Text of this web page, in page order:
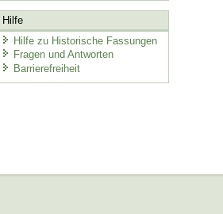
Hilfe
Hilfe zu Historische Fassungen
Fragen und Antworten
Barrierefreiheit